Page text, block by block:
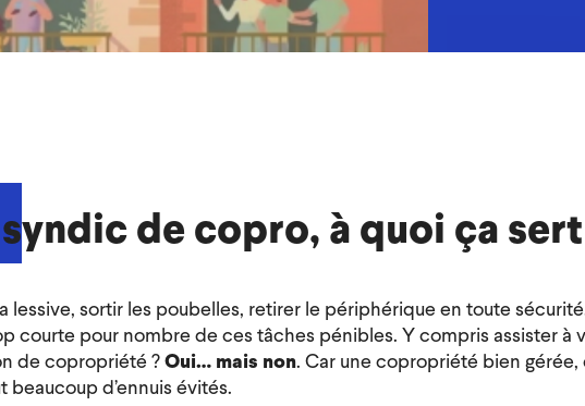
de copro, à quoi ça
lessive, sortir les poubelles, retirer le périphérique en toute
courte pour nombre de ces tâches pénibles. Y compris assister à
de copropriété ?Oui… mais non. Car une copropriété bien gérée,
beaucoup d’ennuis évités.